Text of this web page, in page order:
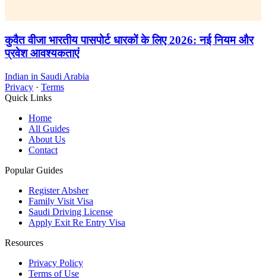
कुवैत वीजा भारतीय पासपोर्ट धारकों के लिए 2026: नई नियम और
प्रवेश आवश्यकताएं
Indian in Saudi Arabia
Privacy · Terms
Quick Links
Home
All Guides
About Us
Contact
Popular Guides
Register Absher
Family Visit Visa
Saudi Driving License
Apply Exit Re Entry Visa
Resources
Privacy Policy
Terms of Use